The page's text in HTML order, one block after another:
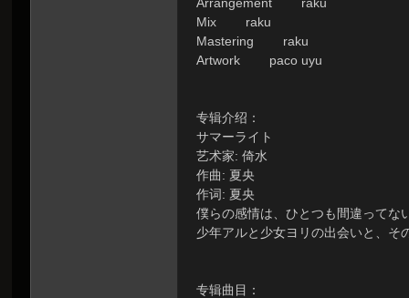
Mix raku
Mastering raku
Artwork paco uyu
专辑介绍：
サマーライト
艺术家: 倚水
作曲: 夏央
作词: 夏央
僕らの感情は、ひとつも間違ってな
少年アルと少女ヨリの出会いと、そ
专辑曲目：